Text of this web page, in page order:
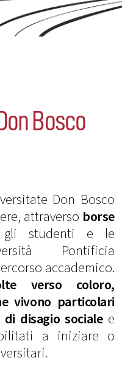
Bosco
Don Bosco
attraverso borse
studenti e le
Pontificia
accademico.
verso coloro,
vivono particolari
disagio socialee
a iniziare o